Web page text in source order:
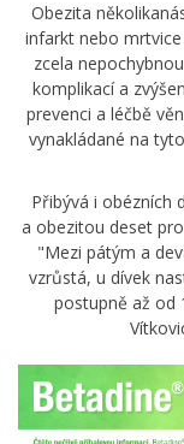
Obezita
infarkt nebo
zcela
komplikací a
prevenci a léčbě
vynakládané na
Přibývá i obézních
a obezitou deset
"Mezi pátým a
vzrůstá, u dívek
postupně až od